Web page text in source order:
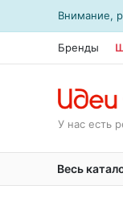
Внимание,
Бренды
У нас есть
Весь